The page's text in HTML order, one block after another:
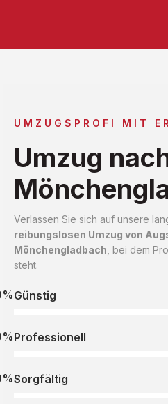
UMZUGSPROFI MIT
Umzug
Verlassen Sie sich auf unsere
reibungslosen Umzug von
Mönchengladbach , bei dem
steht.
Günstig
Professionell
Sorgfältig